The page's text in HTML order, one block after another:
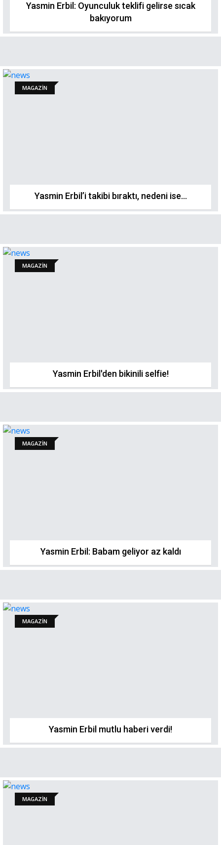
Yasmin Erbil: Oyunculuk teklifi gelirse sıcak
bakıyorum
MAGAZİN
Yasmin Erbil’i takibi bıraktı, nedeni ise…
MAGAZİN
Yasmin Erbil'den bikinili selfie!
MAGAZİN
Yasmin Erbil: Babam geliyor az kaldı
MAGAZİN
Yasmin Erbil mutlu haberi verdi!
MAGAZİN